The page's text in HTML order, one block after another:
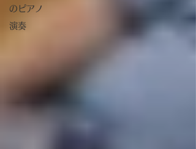
のピアノ
演奏